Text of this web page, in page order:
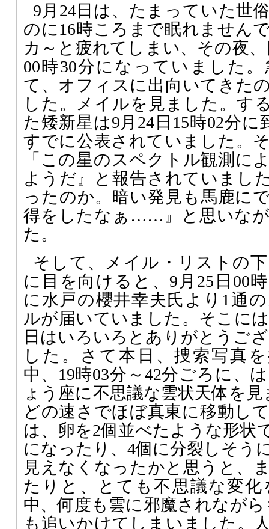
9月24日は、たまっていた世
のに16時ころまで眠れません
カ～と疲れてしまい、その夜
00時30分になっていました
て、オフィスに出向いてきた
した。メイルを見ました。す
た矮新星は9月24日15時02分に
すでに公表されていました。
「この星のスペクトル観測に
ようだ』と報告されていまし
ったのか。暗い発見も馬鹿に
得をしたなぁ……』と思いな
た。
そして、メイル・リストの
に目を向けると、9月25日00
に水戸の櫻井幸夫氏より1通
ルが届いていました。そこに
日はいろいろとありがとうご
した。さて本日、捜索写真
中、19時03分～42分ごろに、
ょう座に不思議な雲状天体を
どの速さでほぼ真東に移動し
は、卵を2個並べたような形状
になったり、4個に分裂しそう
見えなくなったかと思うと、
たりと、とても不思議な変
中、何度も雲に邪魔されなが
も追いかけてしまいました。